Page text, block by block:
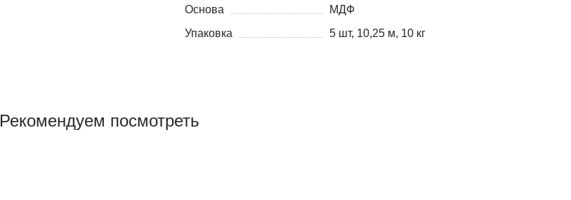
Основа
МДФ
Упаковка
5 шт, 10,25 м, 10 кг
Рекомендуем посмотреть